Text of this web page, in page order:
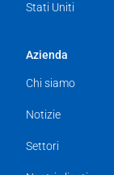
Stati Uniti
Azienda
Chi siamo
Notizie
Settori